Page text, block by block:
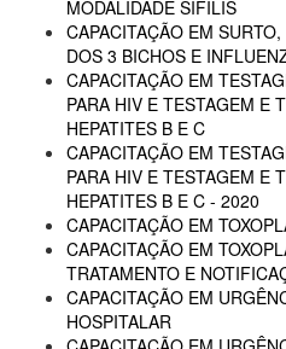
MODALIDADE SÍFILIS
CAPACITAÇÃO EM
DOS 3 BICHOS E
CAPACITAÇÃO EM
PARA HIV E TESTAGEM E
HEPATITES B E C
CAPACITAÇÃO EM
PARA HIV E TESTAGEM E
HEPATITES B E C - 2020
CAPACITAÇÃO EM
CAPACITAÇÃO EM
TRATAMENTO E
CAPACITAÇÃO EM
HOSPITALAR